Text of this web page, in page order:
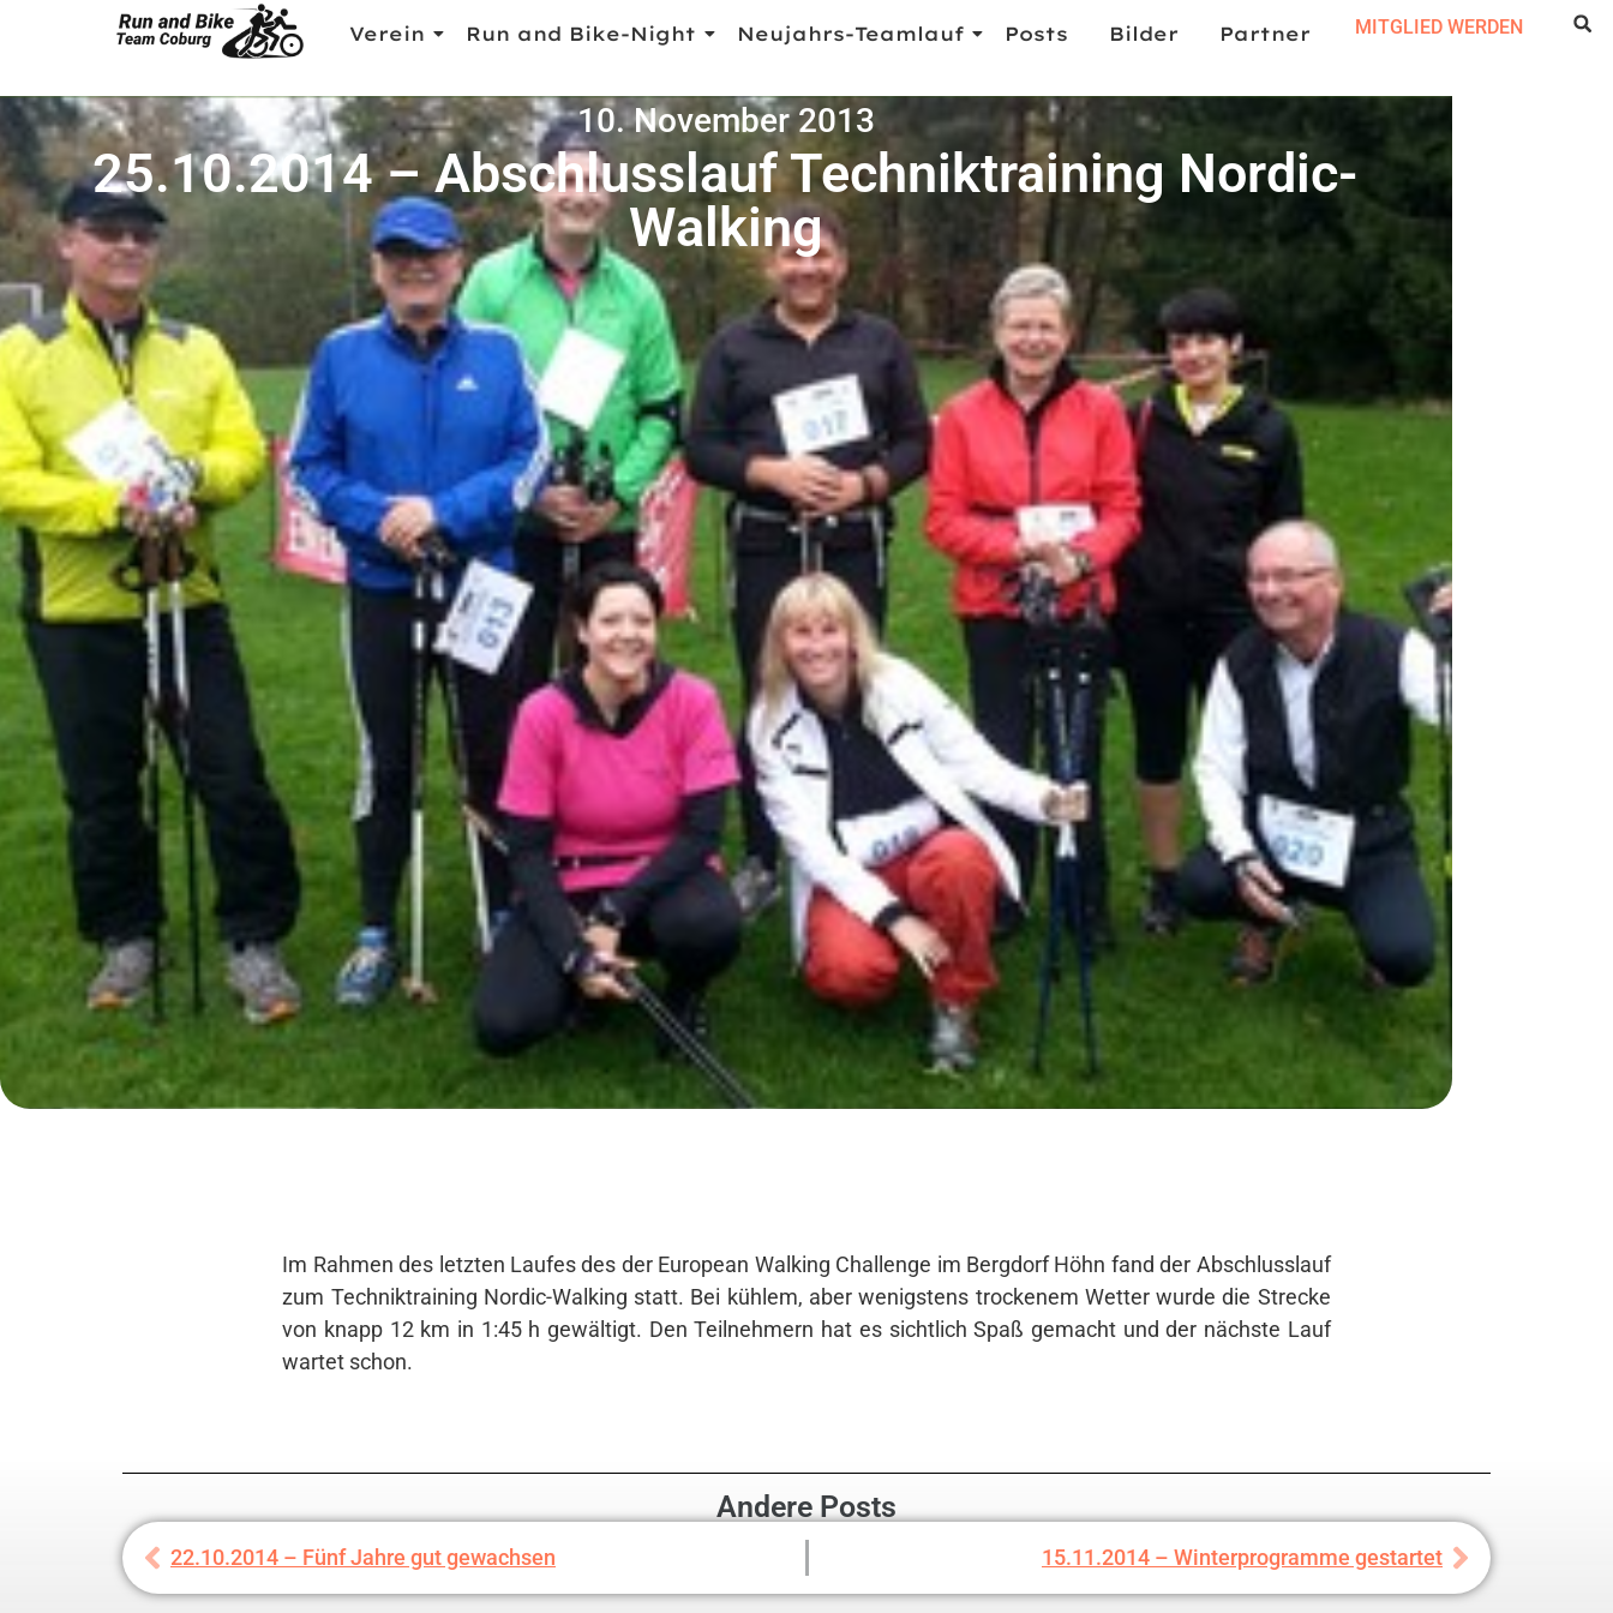
Verein Run and Bike-Night Neujahrs-Teamlauf Posts Bilder Partner MITGLIED WERDEN
10. November 2013
25.10.2014 – Abschlusslauf Techniktraining Nordic-
Walking
Im Rahmen des letzten Laufes des der European Walking Challenge im Bergdorf Höhn fand der Abschlusslauf
zum Techniktraining Nordic-Walking statt. Bei kühlem, aber wenigstens trockenem Wetter wurde die Strecke
von knapp 12 km in 1:45 h gewältigt. Den Teilnehmern hat es sichtlich Spaß gemacht und der nächste Lauf
wartet schon.
Andere Posts
22.10.2014 – Fünf Jahre gut gewachsen 15.11.2014 – Winterprogramme gestartet